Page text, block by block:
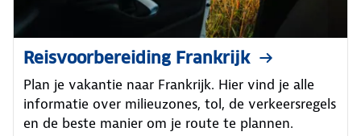
Reisvoorbereiding Frankrijk
Plan je vakantie naar Frankrijk. Hier vind je alle
informatie over milieuzones, tol, de verkeersregels
en de beste manier om je route te plannen.